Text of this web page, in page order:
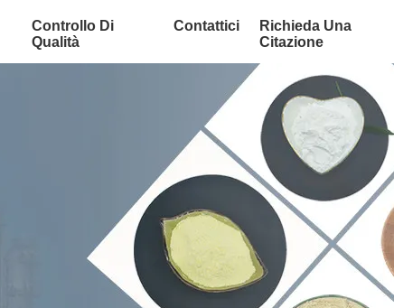
Controllo Di
Qualità
Contattici
Richieda Una
Citazione